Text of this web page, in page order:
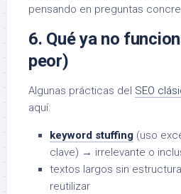
pensando en preguntas
6. Qué ya no
peor)
Algunas prácticas del SEO
aquí:
keyword stuffing (uso
clave) → irrelevante o
textos largos sin
reutilizar